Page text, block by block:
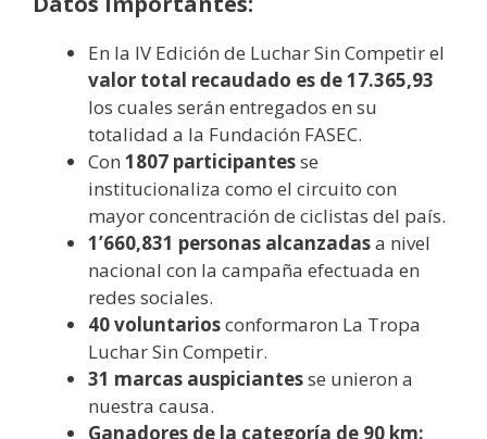
En la IV Edición de Luchar Sin Competir el
valor total recaudado es de 17.365,93
los cuales serán entregados en su
totalidad a la Fundación FASEC.
Con 1807 participantesse
institucionaliza como el circuito con
mayor concentración de ciclistas del país.
1’660,831 personas alcanzadasa nivel
nacional con la campaña efectuada en
redes sociales.
40 voluntariosconformaron La Tropa
Luchar Sin Competir.
31 marcas auspiciantesse unieron a
nuestra causa.
Ganadores de la categoría de 90 km: